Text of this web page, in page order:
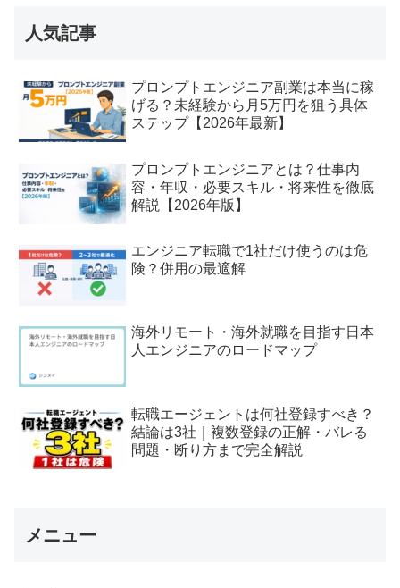
人気記事
プロンプトエンジニア副業は本当に稼
げる？未経験から月5万円を狙う具体
ステップ【2026年最新】
プロンプトエンジニアとは？仕事内
容・年収・必要スキル・将来性を徹底
解説【2026年版】
エンジニア転職で1社だけ使うのは危
険？併用の最適解
海外リモート・海外就職を目指す日本
人エンジニアのロードマップ
転職エージェントは何社登録すべき？
結論は3社｜複数登録の正解・バレる
問題・断り方まで完全解説
メニュー